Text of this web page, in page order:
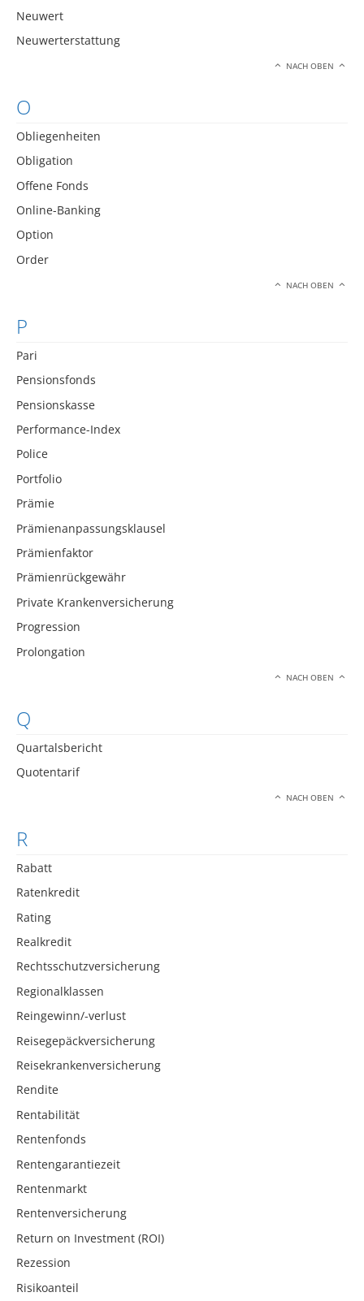
Neuwert
Neuwerterstattung
NACH OBEN
O
Obliegenheiten
Obligation
Offene Fonds
Online-Banking
Option
Order
NACH OBEN
P
Pari
Pensionsfonds
Pensionskasse
Performance-Index
Police
Portfolio
Prämie
Prämienanpassungsklausel
Prämienfaktor
Prämienrückgewähr
Private Krankenversicherung
Progression
Prolongation
NACH OBEN
Q
Quartalsbericht
Quotentarif
NACH OBEN
R
Rabatt
Ratenkredit
Rating
Realkredit
Rechtsschutzversicherung
Regionalklassen
Reingewinn/-verlust
Reisegepäckversicherung
Reisekrankenversicherung
Rendite
Rentabilität
Rentenfonds
Rentengarantiezeit
Rentenmarkt
Rentenversicherung
Return on Investment (ROI)
Rezession
Risikoanteil